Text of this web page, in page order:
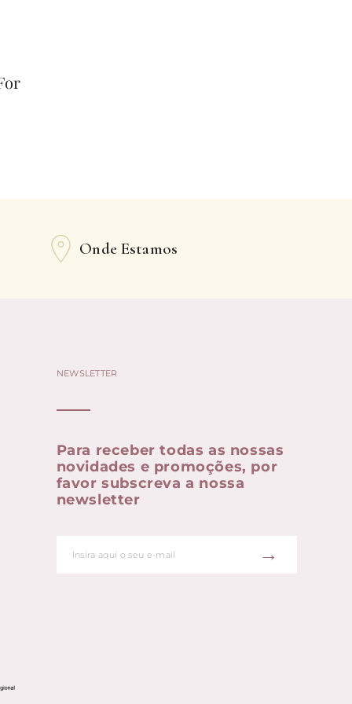
Onde Estamos
NEWSLETTER
Para receber todas as nossas
novidades e promoções, por
favor subscreva a nossa
newsletter
→